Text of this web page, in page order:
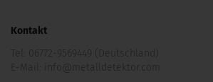
Kontakt
Tel:
06772-9569449 (Deutschland)
E-Mail:
info@metalldetektor.com